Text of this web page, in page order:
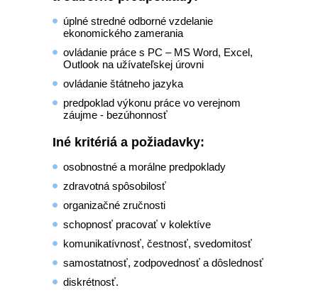
úplné stredné odborné vzdelanie
ekonomického zamerania
ovládanie práce s PC – MS Word, Excel,
Outlook na užívateľskej úrovni
ovládanie štátneho jazyka
predpoklad výkonu práce vo verejnom
záujme - bezúhonnosť
Iné kritériá a požiadavky:
osobnostné a morálne predpoklady
zdravotná spôsobilosť
organizačné zručnosti
schopnosť pracovať v kolektíve
komunikatívnosť, čestnosť, svedomitosť
samostatnosť, zodpovednosť a dôslednosť
diskrétnosť.